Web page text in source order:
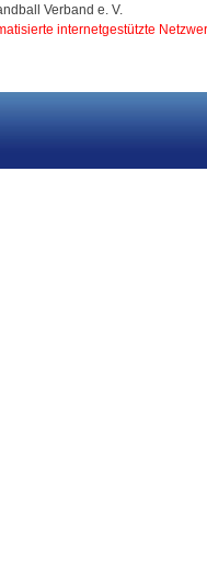
Verband e. V.
internetgestützte